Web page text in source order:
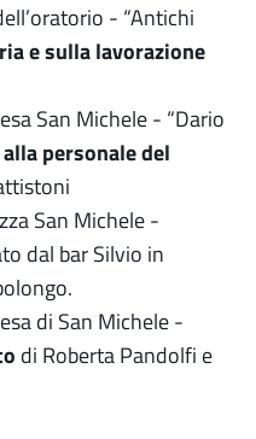
- “Antichi
e sulla lavorazione
San Michele - “Dario
personale del
San Michele -
dal bar Silvio in
di San Michele -
di Roberta Pandolfi e